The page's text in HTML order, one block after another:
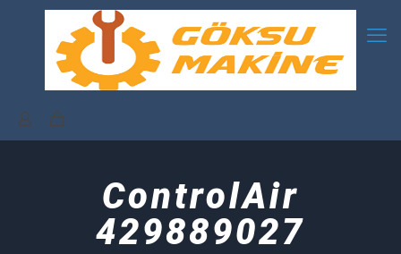
ControlAir
429889027